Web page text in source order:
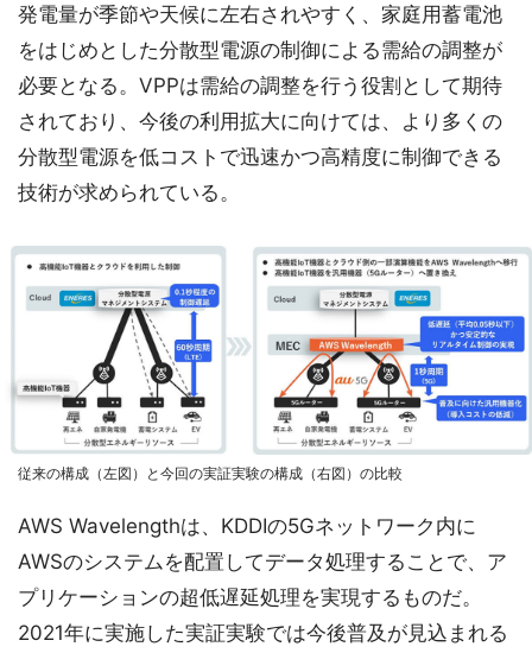
発電量が季節や天候に左右されやすく、家庭用蓄電池
をはじめとした分散型電源の制御による需給の調整が
必要となる。VPPは需給の調整を行う役割として期待
されており、今後の利用拡大に向けては、より多くの
分散型電源を低コストで迅速かつ高精度に制御できる
技術が求められている。
従来の構成（左図）と今回の実証実験の構成（右図）の比較
AWS Wavelengthは、KDDIの5Gネットワーク内に
AWSのシステムを配置してデータ処理することで、ア
プリケーションの超低遅延処理を実現するものだ。
2021年に実施した実証実験では今後普及が見込まれる